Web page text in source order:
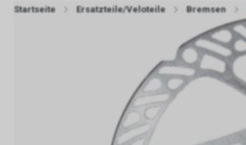
Startseite Ersatzteile/Veloteile Bremsen